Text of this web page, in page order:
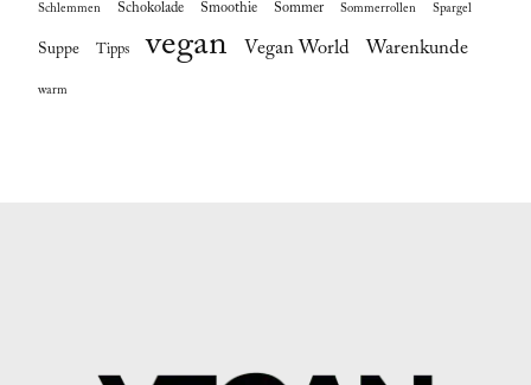
Schlemmen Schokolade Smoothie Sommer Sommerrollen Spargel
Suppe Tipps vegan Vegan World Warenkunde
warm